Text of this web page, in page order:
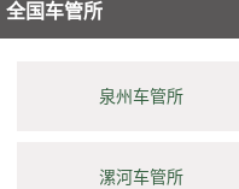
全国车管所
泉州车管所
漯河车管所